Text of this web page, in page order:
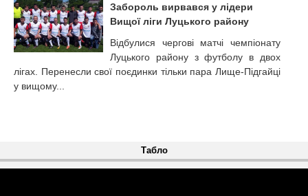
Забороль вирвався у лідери
Вищої ліги Луцького району
Відбулися чергові матчі чемпіонату
Луцького району з футболу в двох
лігах. Перенесли свої поєдинки тільки пара Лище-Підгайці
у вищому...
Табло